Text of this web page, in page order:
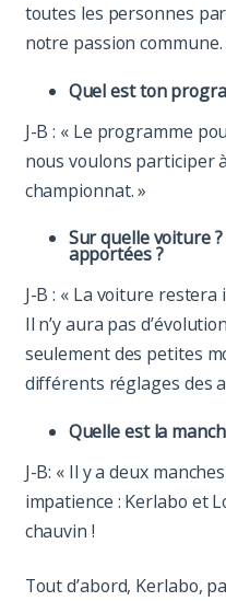
toutes les personnes
notre passion commune.
Quel est ton
J-B : « Le programme
nous voulons participer
championnat. »
Sur quelle voiture
apportées ?
J-B : « La voiture
Il n’y aura pas
seulement des petites
différents réglages des
Quelle est la
J-B: « Il y a deux
impatience : Kerlabo et
chauvin !
Tout d’abord, Kerlabo,